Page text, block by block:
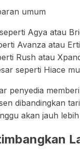
umum
Agya atau
Avanza atau
Rush atau
seperti Hiace
penyedia
dibandingkan
akan jauh